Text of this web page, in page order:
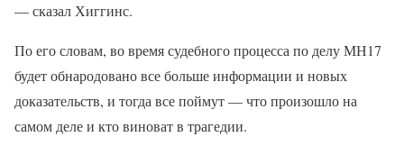
— сказал Хиггинс.
По его словам, во время судебного процесса по делу МН17
будет обнародовано все больше информации и новых
доказательств, и тогда все поймут — что произошло на
самом деле и кто виноват в трагедии.